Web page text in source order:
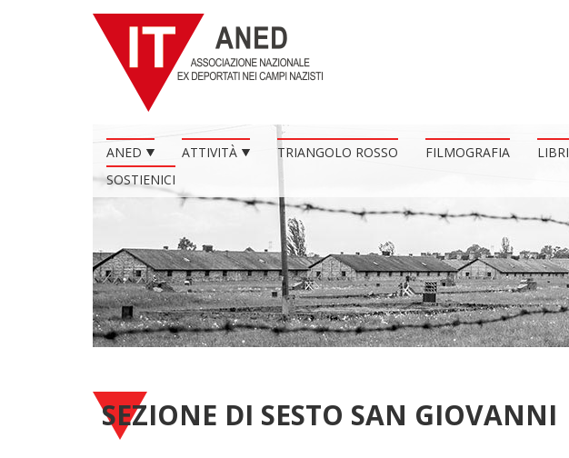
ANED ATTIVITÀ TRIANGOLO ROSSO FILMOGRAFIA LIBRI
SOSTIENICI
SEZIONE DI SESTO SAN GIOVANNI